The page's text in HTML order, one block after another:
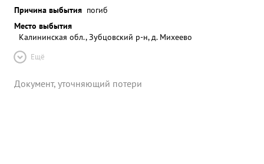
Причина выбытия погиб
Место выбытия
Калининская обл., Зубцовский р-н, д. Михеево
Ещё
Документ, уточняющий потери